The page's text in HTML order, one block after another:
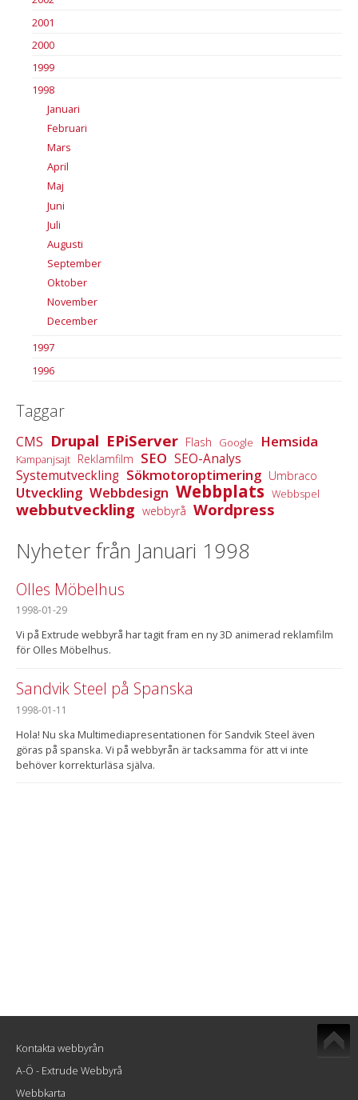
2001
2000
1999
1998
Januari
Februari
Mars
April
Maj
Juni
Juli
Augusti
September
Oktober
November
December
1997
1996
Taggar
CMS Drupal EPiServer Flash Google Hemsida
Kampanjsajt Reklamfilm SEO SEO-Analys
Systemutveckling Sökmotoroptimering Umbraco
Utveckling Webbdesign Webbplats Webbspel
webbutveckling webbyrå Wordpress
Nyheter från Januari 1998
Olles Möbelhus
1998-01-29
Vi på Extrude webbyrå har tagit fram en ny 3D animerad reklamfilm
för Olles Möbelhus.
Sandvik Steel på Spanska
1998-01-11
Hola! Nu ska Multimediapresentationen för Sandvik Steel även
göras på spanska. Vi på webbyrån är tacksamma för att vi inte
behöver korrekturläsa själva.
Kontakta webbyrån
A-Ö - Extrude Webbyrå
Webbkarta